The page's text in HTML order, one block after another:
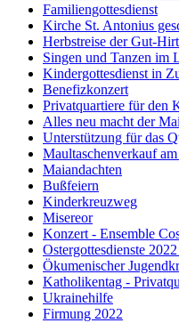
Familiengottesdienst
Kirche St. Antonius
Herbstreise der Gut-
Singen und Tanzen im
Kindergottesdienst in
Benefizkonzert
Privatquartiere für den
Alles neu macht der Mai
Unterstützung für das
Maultaschenverkauf
Maiandachten
Bußfeiern
Kinderkreuzweg
Misereor
Konzert - Ensemble
Ostergottesdienste
Ökumenischer
Katholikentag -
Ukrainehilfe
Firmung 2022